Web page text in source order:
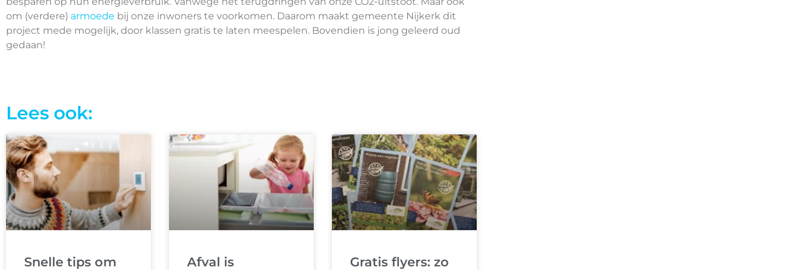
om (verdere) armoede bij onze inwoners te voorkomen. Daarom maakt gemeente Nijkerk dit
project mede mogelijk, door klassen gratis te laten meespelen. Bovendien is jong geleerd oud
gedaan!
Lees ook:
Snelle tips om
Afval is
Gratis flyers: zo